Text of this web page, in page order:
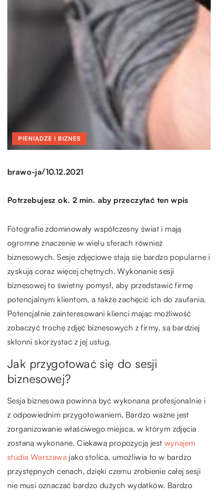
PIENIĄDZE I BIZNES
brawo-ja/10.12.2021
Potrzebujesz ok. 2 min. aby przeczytać ten wpis
Fotografie zdominowały współczesny świat i mają
ogromne znaczenie w wielu sferach również
biznesowych. Sesje zdjęciowe stają się bardzo popularne i
zyskują coraz więcej chętnych. Wykonanie sesji
biznesowej to świetny pomysł, aby przedstawić firmę
potencjalnym klientom, a także zachęcić ich do zaufania.
Potencjalnie zainteresowani klienci mając możliwość
zobaczyć trochę zdjęć biznesowych z firmy, są bardziej
skłonni skorzystać z jej usług.
Jak przygotować się do sesji
biznesowej?
Sesja biznesowa powinna być wykonana profesjonalnie i
z odpowiednim przygotowaniem. Bardzo ważne jest
zorganizowanie właściwego miejsca, w którym zdjęcia
zostaną wykonane. Ciekawą propozycją jest wynajem
studia Warszawa jako stolica, umożliwia to w bardzo
przystępnych cenach, dzięki czemu zrobienie całej sesji
nie musi oznaczać bardzo dużych wydatków. Bardzo